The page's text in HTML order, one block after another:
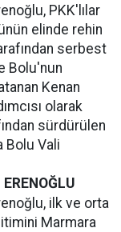
PKK'lılar
elinde rehin
serbest
Bolu'nun
Kenan
olarak
sürdürülen
Bolu Vali
ERENOĞLU
ilk ve orta
Marmara